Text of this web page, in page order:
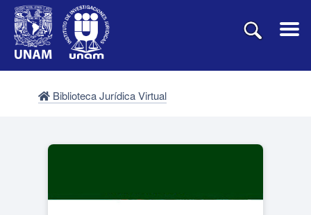
Biblioteca Jurídica Virtual